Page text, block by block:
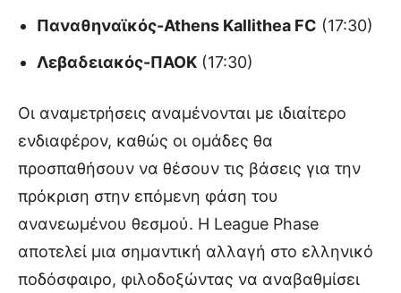
Παναθηναϊκός-Athens Kallithea FC (17:30)
Λεβαδειακός-ΠΑΟΚ (17:30)
Οι αναμετρήσεις αναμένονται με ιδιαίτερο
ενδιαφέρον, καθώς οι ομάδες θα
προσπαθήσουν να θέσουν τις βάσεις για την
πρόκριση στην επόμενη φάση του
ανανεωμένου θεσμού. Η League Phase
αποτελεί μια σημαντική αλλαγή στο ελληνικό
ποδόσφαιρο, φιλοδοξώντας να αναβαθμίσει